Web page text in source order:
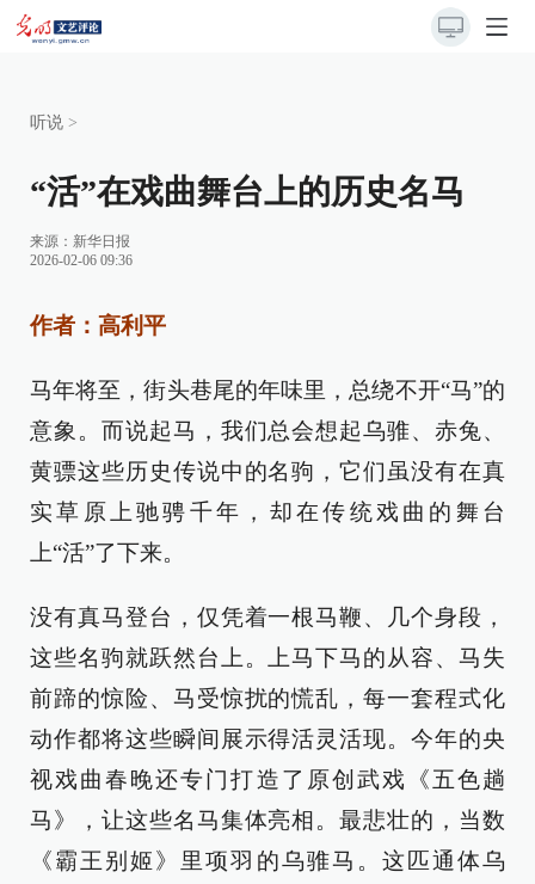
听说 >
“活”在戏曲舞台上的历史名马
来源： 新华日报
2026-02-06 09:36
作者：高利平
马年将至，街头巷尾的年味里，总绕不开“马”的
意象。而说起马，我们总会想起乌骓、赤兔、
黄骠这些历史传说中的名驹，它们虽没有在真
实草原上驰骋千年，却在传统戏曲的舞台
上“活”了下来。
没有真马登台，仅凭着一根马鞭、几个身段，
这些名驹就跃然台上。上马下马的从容、马失
前蹄的惊险、马受惊扰的慌乱，每一套程式化
动作都将这些瞬间展示得活灵活现。今年的央
视戏曲春晚还专门打造了原创武戏《五色趟
马》，让这些名马集体亮相。最悲壮的，当数
《霸王别姬》里项羽的乌骓马。这匹通体乌